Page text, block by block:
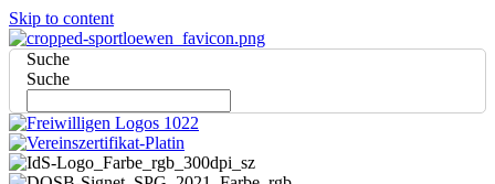
Skip to content
Suche
Suche